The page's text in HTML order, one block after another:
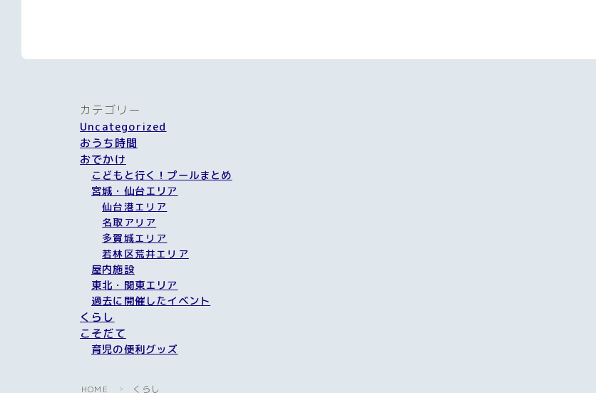
カテゴリー
Uncategorized
おうち時間
おでかけ
こどもと行く！プールまとめ
宮城・仙台エリア
仙台港エリア
名取アリア
多賀城エリア
若林区荒井エリア
屋内施設
東北・関東エリア
過去に開催したイベント
くらし
こそだて
育児の便利グッズ
HOME ＞ くらし